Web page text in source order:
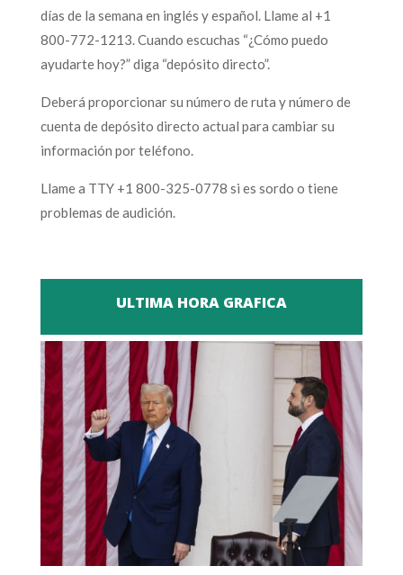
días de la semana en inglés y español. Llame al +1
800-772-1213. Cuando escuchas “¿Cómo puedo
ayudarte hoy?” diga “depósito directo”.
Deberá proporcionar su número de ruta y número de
cuenta de depósito directo actual para cambiar su
información por teléfono.
Llame a TTY +1 800-325-0778 si es sordo o tiene
problemas de audición.
ULTIMA HORA GRAFICA